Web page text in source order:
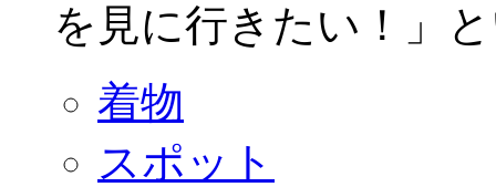
を見に行きたい！」
着物
スポット